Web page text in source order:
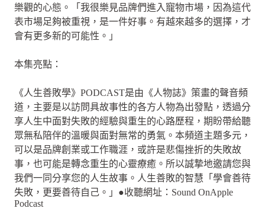
樂觀的心態。「我很樂見品牌們進入寵物市場，因為這代
表市場足夠被重視，是一件好事。有越來越多的選擇，才
會有更多新的可能性。」
本集亮點：
《人生善敗學》PODCAST是由《人物誌》策畫的聲音頻
道，主要是以訪問具故事性的各方人物為出發點，透過分
享人生中面對失敗的經驗與重生的心路歷程，期盼帶給聽
眾無私陪伴的溫暖與面對無常的勇氣。本頻道主題多元，
可以是品牌創業或工作職涯，或許是悲傷挫折的失敗故
事，也可能是轉念重生的心靈療癒。所以誠摯地邀請您與
我們一同分享您的人生故事。人生善敗的智慧「學會善待
失敗，更要善待自己。」●收聽網址：Sound OnApple
Podcast